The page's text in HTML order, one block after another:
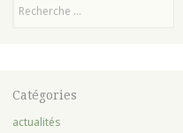
Catégories
actualités